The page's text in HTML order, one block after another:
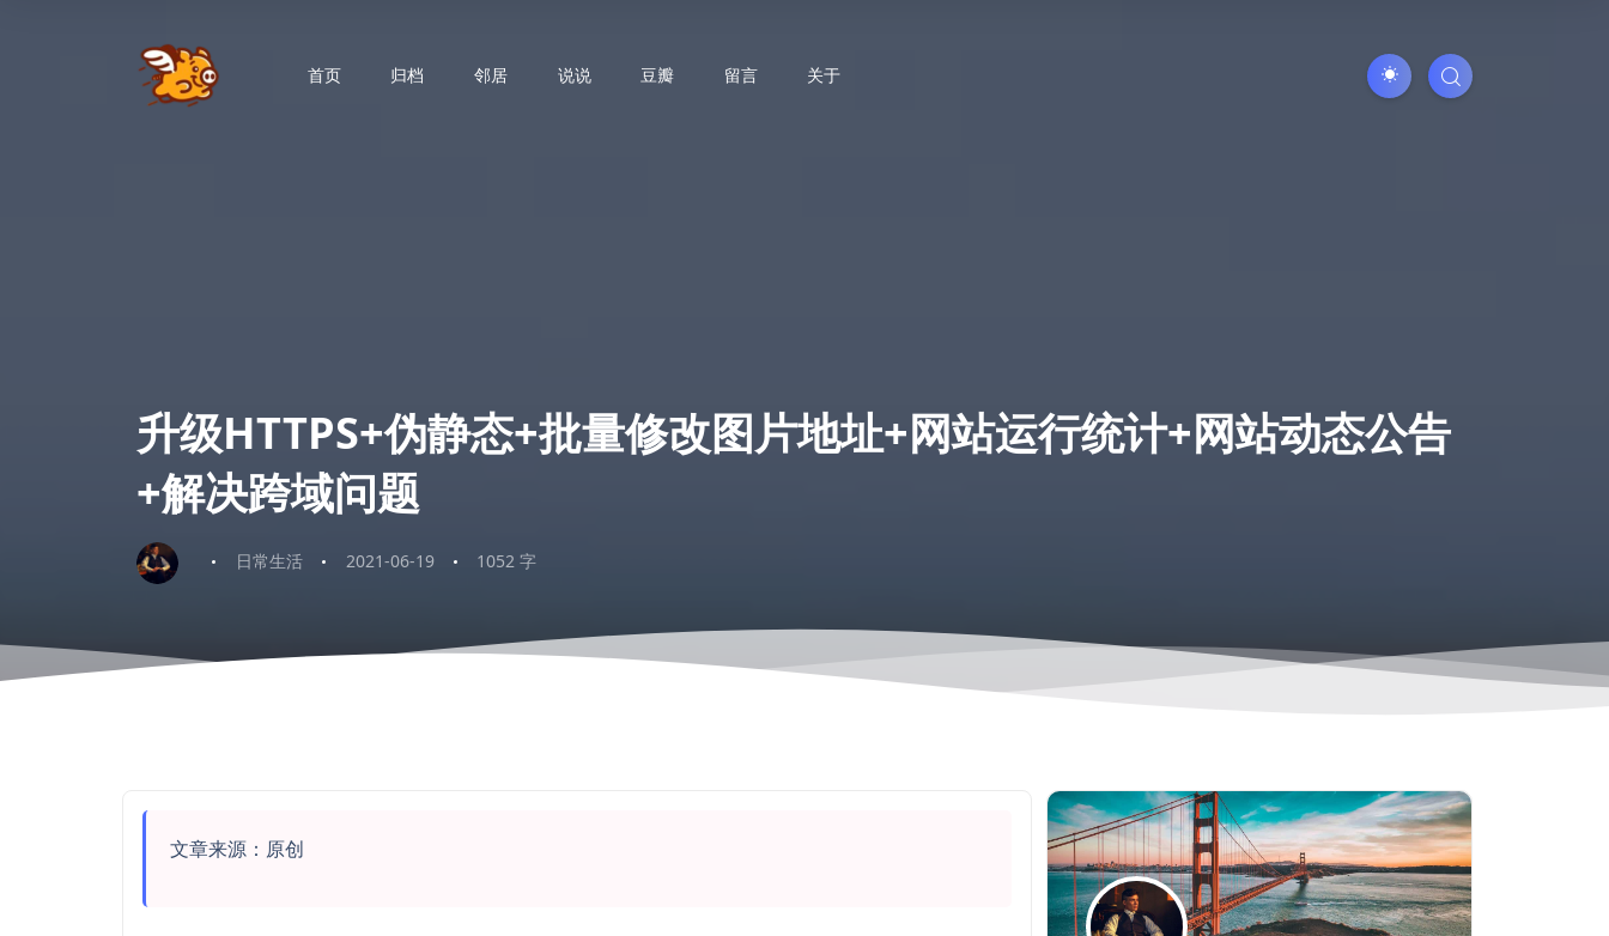
首页 归档 邻居 说说 豆瓣 留言 关于
升级HTTPS+伪静态+批量修改图片地址+网站运行统计+网站动态公告
+解决跨域问题
日常生活 2021-06-19 1052 字
文章来源：原创